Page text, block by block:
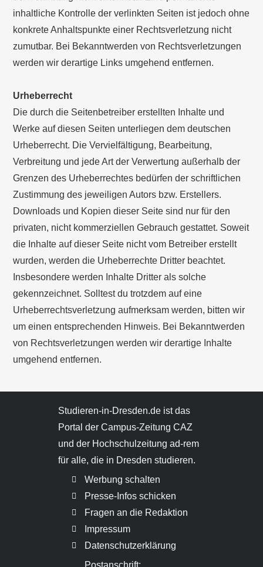
inhaltliche Kontrolle der verlinkten Seiten ist jedoch ohne
konkrete Anhaltspunkte einer Rechtsverletzung nicht
zumutbar. Bei Bekanntwerden von Rechtsverletzungen
werden wir derartige Links umgehend entfernen.
Urheberrecht
Die durch die Seitenbetreiber erstellten Inhalte und
Werke auf diesen Seiten unterliegen dem deutschen
Urheberrecht. Die Vervielfältigung, Bearbeitung,
Verbreitung und jede Art der Verwertung außerhalb der
Grenzen des Urheberrechtes bedürfen der schriftlichen
Zustimmung des jeweiligen Autors bzw. Erstellers.
Downloads und Kopien dieser Seite sind nur für den
privaten, nicht kommerziellen Gebrauch gestattet. Soweit
die Inhalte auf dieser Seite nicht vom Betreiber erstellt
wurden, werden die Urheberrechte Dritter beachtet.
Insbesondere werden Inhalte Dritter als solche
gekennzeichnet. Solltest du trotzdem auf eine
Urheberrechtsverletzung aufmerksam werden, bitten wir
um einen entsprechenden Hinweis. Bei Bekanntwerden
von Rechtsverletzungen werden wir derartige Inhalte
umgehend entfernen.
Studieren-in-Dresden.de ist das
Portal der Campus-Zeitung CAZ
und der Hochschulzeitung ad-rem
für alle, die in Dresden studieren.
Werbung schalten
Presse-Infos schicken
Fragen an die Redaktion
Impressum
Datenschutzerklärung
Postanschrift: